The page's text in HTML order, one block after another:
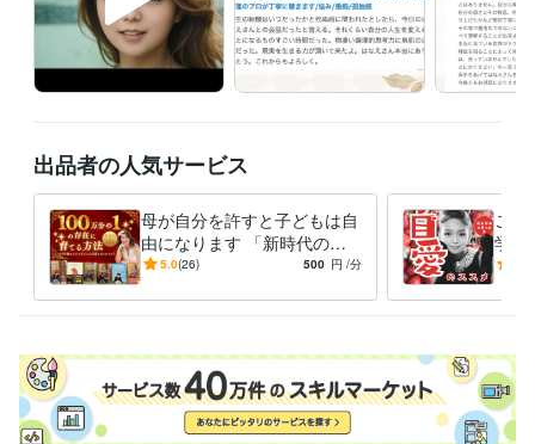
クリエイター / 作家 経験年数 : 6年
事務・ビジネスサポート / 秘書 経験年数 : 10年
ライフスタイル・その他 / カウンセラー・コーチ 経験年数 : 10年
エッセイ集商業出版 プレジデント/読売新聞/朝日新聞/女性自身etc記
事掲載
沖縄/東京/福岡/名古屋/千葉etcにて講演
ンにて講演 ココナラ電話サービス最速19日目プラチナランク確定
コナラ「不倫・浮気相談」部門でランキング2位 ココナラ「恋愛・話
し相手・その他」部門でランキング2位 ココナラ電話相談40日目相談
件数100件突破 人生スピリチュアル》運命・転機部門ランキング1
悩み事相談 恋愛相談 話し相手 その他部門ランキング1位 話し相
手 愚痴聞き 会話を楽しみたい部門ランキング1位
浮気・不倫部門
ランキング1位 失恋・復縁部門　ランキング1位 自分を分かってほし
その他ツール
全国放送TV番組出演・ゴールデン番組・ローカルTV:0年
公共放送・民間放送ラジオ出演:0年高野山の住職に「得度」推薦:0年
出品者の人気サービス
母が自分を許すと子どもは自
由になります 「新時代の子
育て」邪魔をしない/まず自
5.0(26) 500 円 /分
ご自
学研
自分
めま